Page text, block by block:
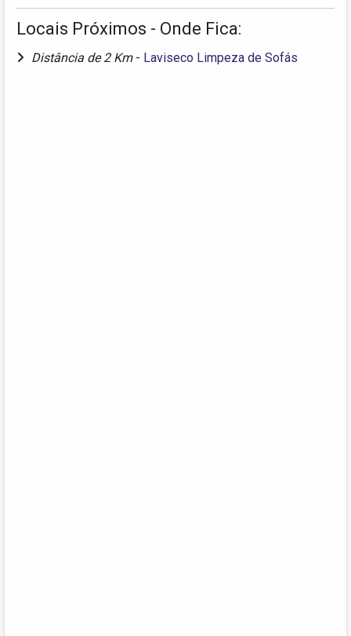
Locais Próximos - Onde Fica:
Distância de 2 Km - Laviseco Limpeza de Sofás